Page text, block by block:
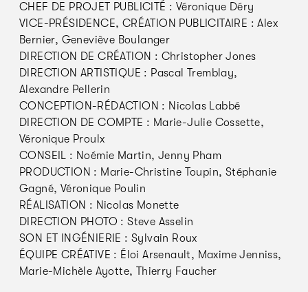
CHEF DE PROJET PUBLICITÉ : Véronique Déry
VICE-PRÉSIDENCE, CRÉATION PUBLICITAIRE : Alex
Bernier, Geneviève Boulanger
DIRECTION DE CRÉATION : Christopher Jones
DIRECTION ARTISTIQUE : Pascal Tremblay,
Alexandre Pellerin
CONCEPTION-RÉDACTION : Nicolas Labbé
DIRECTION DE COMPTE : Marie-Julie Cossette,
Véronique Proulx
CONSEIL : Noémie Martin, Jenny Pham
PRODUCTION : Marie-Christine Toupin, Stéphanie
Gagné, Véronique Poulin
RÉALISATION : Nicolas Monette
DIRECTION PHOTO : Steve Asselin
SON ET INGÉNIERIE : Sylvain Roux
ÉQUIPE CRÉATIVE : Éloi Arsenault, Maxime Jenniss,
Marie-Michèle Ayotte, Thierry Faucher